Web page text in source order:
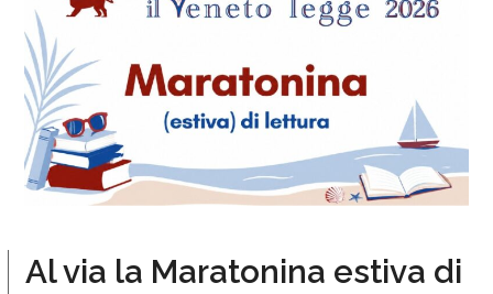
Al via la Maratonina estiva di